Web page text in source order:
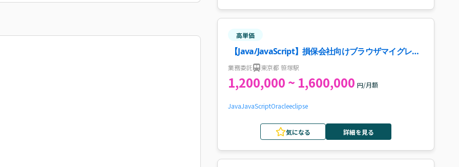
高単価
【Java/JavaScript】損保会社向けブラウザマイグレー
ション対応（上級SE）案件・求人
業務委託 東京都 笹塚駅
1,200,000 ~ 1,600,000 円/月額
JavaJavaScriptOracleeclipse
気になる 詳細を見る